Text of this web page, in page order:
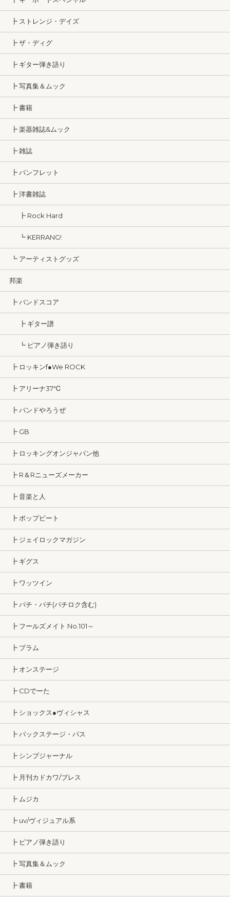
┣ ストレンジ・デイズ
┣ ザ・ディグ
┣ ギター弾き語り
┣ 写真集＆ムック
┣ 書籍
┣ 楽器雑誌&ムック
┣ 雑誌
┣ パンフレット
┣ 洋書雑誌
┣ Rock Hard
┗ KERRANG!
┗ アーティストグッズ
邦楽
┣ バンドスコア
┣ ギター譜
┗ ピアノ弾き語り
┣ ロッキンf●We ROCK
┣ アリーナ37℃
┣ バンドやろうぜ
┣ GB
┣ ロッキングオンジャパン他
┣ R＆Rニューズメーカー
┣ 音楽と人
┣ ポップビート
┣ ジェイロックマガジン
┣ ギグス
┣ ワッツイン
┣ パチ・パチ(パチロク含む)
┣ フールズメイト No.101～
┣ プラム
┣ オンステージ
┣ CDでーた
┣ ショックス●ヴィシャス
┣ バックステージ・パス
┣ シンプジャーナル
┣ 月刊カドカワ/ブレス
┣ ムジカ
┣ uv/ヴィジュアル系
┣ ピアノ弾き語り
┣ 写真集＆ムック
┣ 書籍